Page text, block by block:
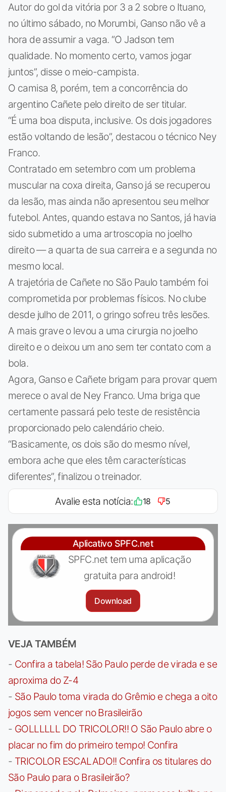
Autor do gol da vitória por 3 a 2 sobre o Ituano,
no último sábado, no Morumbi, Ganso não vê a
hora de assumir a vaga. “O Jadson tem
qualidade. No momento certo, vamos jogar
juntos”, disse o meio-campista.
O camisa 8, porém, tem a concorrência do
argentino Cañete pelo direito de ser titular.
“É uma boa disputa, inclusive. Os dois jogadores
estão voltando de lesão”, destacou o técnico Ney
Franco.
Contratado em setembro com um problema
muscular na coxa direita, Ganso já se recuperou
da lesão, mas ainda não apresentou seu melhor
futebol. Antes, quando estava no Santos, já havia
sido submetido a uma artroscopia no joelho
direito — a quarta de sua carreira e a segunda no
mesmo local.
A trajetória de Cañete no São Paulo também foi
comprometida por problemas físicos. No clube
desde julho de 2011, o gringo sofreu três lesões.
A mais grave o levou a uma cirurgia no joelho
direito e o deixou um ano sem ter contato com a
bola.
Agora, Ganso e Cañete brigam para provar quem
merece o aval de Ney Franco. Uma briga que
certamente passará pelo teste de resistência
proporcionado pelo calendário cheio.
“Basicamente, os dois são do mesmo nível,
embora ache que eles têm características
diferentes”, finalizou o treinador.
Avalie esta notícia: 18 5
Aplicativo SPFC.net
SPFC.net tem uma aplicação
gratuita para android!
Download
VEJA TAMBÉM
- Confira a tabela! São Paulo perde de virada e se
aproxima do Z-4
- São Paulo toma virada do Grêmio e chega a oito
jogos sem vencer no Brasileirão
- GOLLLLLL DO TRICOLOR!! O São Paulo abre o
placar no fim do primeiro tempo! Confira
- TRICOLOR ESCALADO!! Confira os titulares do
São Paulo para o Brasileirão?